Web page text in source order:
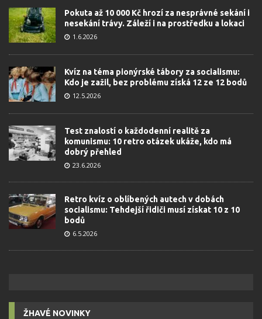
Pokuta až 10 000 Kč hrozí za nesprávné sekání i
nesekání trávy. Záleží i na prostředku a lokaci
1.6.2026
Kvíz na téma pionýrské tábory za socialismu:
Kdo je zažil, bez problému získá 12 ze 12 bodů
12.5.2026
Test znalostí o každodenní realitě za
komunismu: 10 retro otázek ukáže, kdo má
dobrý přehled
23.6.2026
Retro kvíz o oblíbených autech v dobách
socialismu: Tehdejší řidiči musí získat 10 z 10
bodů
6.5.2026
ŽHAVÉ NOVINKY